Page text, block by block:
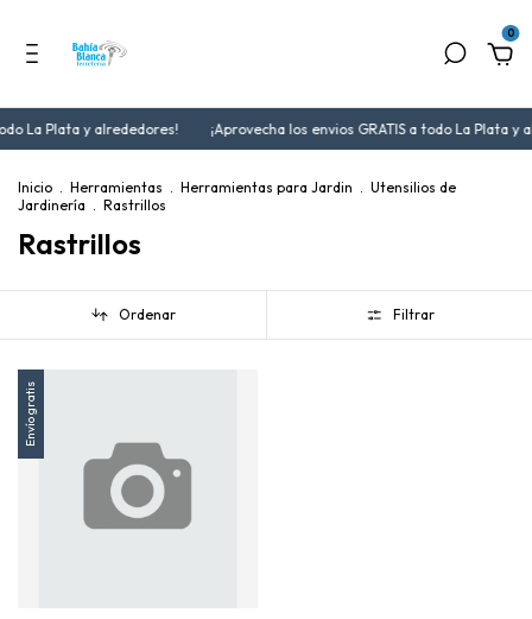
0
La Plata y alrededores! ¡Aprovecha los envios GRATIS a todo La Plata y
Inicio . Herramientas . Herramientas para Jardin . Utensilios de
Jardinería . Rastrillos
Rastrillos
Ordenar Filtrar
Envío gratis